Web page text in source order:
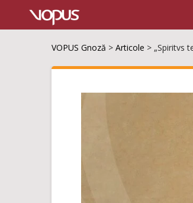
VOPUS Gnoză > Articole > „Spiritvs